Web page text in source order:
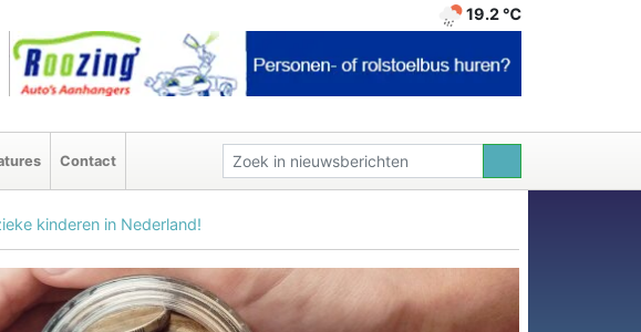
19.2 ℃
Contact
kinderen in Nederland!